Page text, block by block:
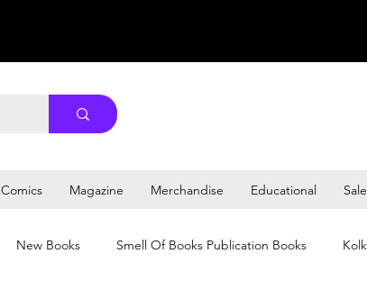
Comics Magazine Merchandise Educational Sale
New Books Smell Of Books Publication Books